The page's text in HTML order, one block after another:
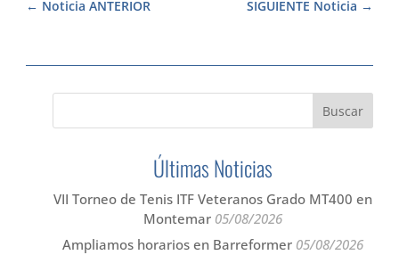
SIGUIENTE Noticia
Noticia ANTERIOR
Últimas Noticias
VII Torneo de Tenis ITF Veteranos Grado MT400 en
Montemar 05/08/2026
Ampliamos horarios en Barreformer 05/08/2026